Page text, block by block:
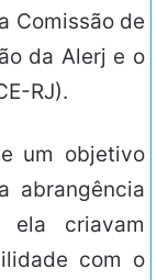
Comissão de
da Alerj e o
RJ).
um objetivo
abrangência
ela criavam
com o